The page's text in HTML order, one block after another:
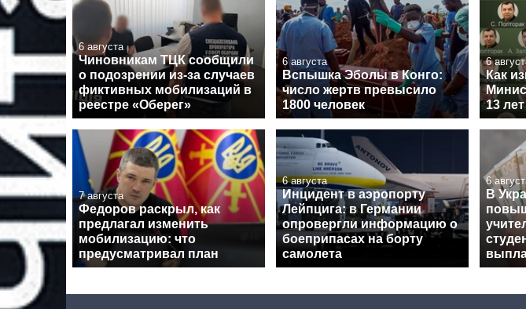
6 августа
Чиновникам ТЦК сообщили
о подозрении из-за случаев
фиктивных мобилизаций в
реестре «Оберег»
6 августа
Вспышка Эболы в Конго:
число жертв превысило
1800 человек
6
Как
13
7 августа
Федоров раскрыл, как
предлагал изменить
мобилизацию: что
предусматривал план
6 августа
Инцидент в аэропорту
Лейпцига: в Германии
опровергли информацию о
боеприпасах на борту
самолета
6
В